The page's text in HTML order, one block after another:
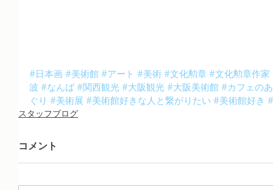
#日本画 #美術館 #アート #美術 #文化勲章 #文化勲章作家
波 #なんば #関西観光 #大阪観光 #大阪美術館 #カフェの
ぐり #美術展 #美術館好きな人と繋がりたい #美術館好き
スタッフブログ
コメント